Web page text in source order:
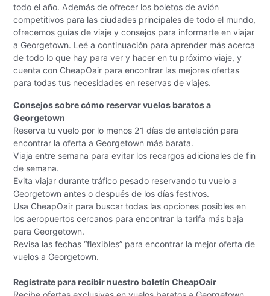
todo el año. Además de ofrecer los boletos de avión
competitivos para las ciudades principales de todo el mundo,
ofrecemos guías de viaje y consejos para informarte en viajar
a Georgetown. Leé a continuación para aprender más acerca
de todo lo que hay para ver y hacer en tu próximo viaje, y
cuenta con CheapOair para encontrar las mejores ofertas
para todas tus necesidades en reservas de viajes.
Consejos sobre cómo reservar vuelos baratos a
Georgetown
Reserva tu vuelo por lo menos 21 días de antelación para
encontrar la oferta a Georgetown más barata.
Viaja entre semana para evitar los recargos adicionales de fin
de semana.
Evita viajar durante tráfico pesado reservando tu vuelo a
Georgetown antes o después de los días festivos.
Usa CheapOair para buscar todas las opciones posibles en
los aeropuertos cercanos para encontrar la tarifa más baja
para Georgetown.
Revisa las fechas “flexibles” para encontrar la mejor oferta de
vuelos a Georgetown.
Regístrate para recibir nuestro boletín CheapOair